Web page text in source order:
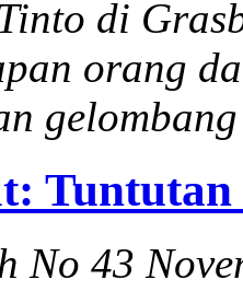
di
orang
No 43